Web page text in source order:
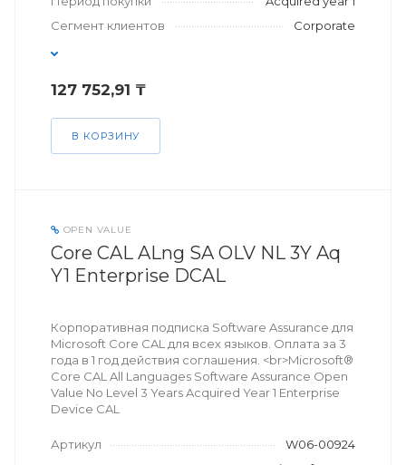
Сегмент клиентов
Corporate
127 752,91 ₸
В КОРЗИНУ
OPEN VALUE
Core CAL ALng SA OLV NL 3Y Aq
Y1 Enterprise DCAL
Корпоративная подписка Software Assurance для
Microsoft Core CAL для всех языков. Оплата за 3
года в 1 год действия соглашения. <br>Microsoft®
Core CAL All Languages Software Assurance Open
Value No Level 3 Years Acquired Year 1 Enterprise
Device CAL
Артикул
W06-00924